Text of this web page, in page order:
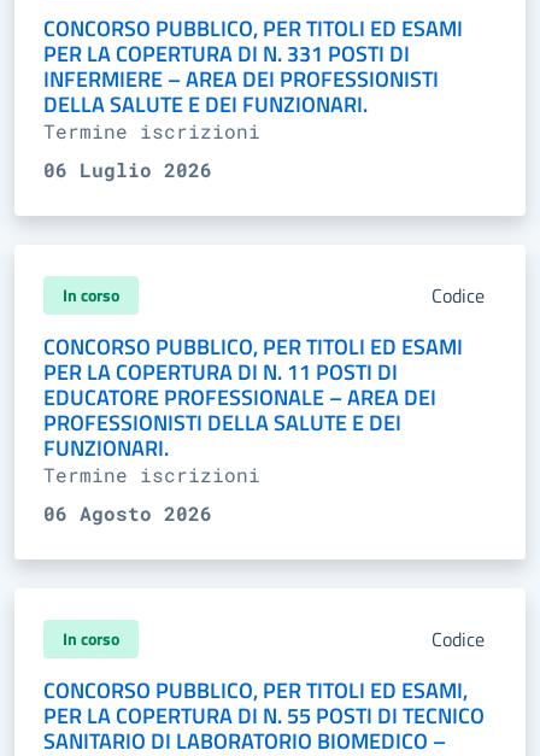
CONCORSO PUBBLICO, PER TITOLI ED ESAMI
PER LA COPERTURA DI N. 331 POSTI DI
INFERMIERE – AREA DEI PROFESSIONISTI
DELLA SALUTE E DEI FUNZIONARI.
Termine iscrizioni
06 Luglio 2026
In corso Codice
CONCORSO PUBBLICO, PER TITOLI ED ESAMI
PER LA COPERTURA DI N. 11 POSTI DI
EDUCATORE PROFESSIONALE – AREA DEI
PROFESSIONISTI DELLA SALUTE E DEI
FUNZIONARI.
Termine iscrizioni
06 Agosto 2026
In corso Codice
CONCORSO PUBBLICO, PER TITOLI ED ESAMI,
PER LA COPERTURA DI N. 55 POSTI DI TECNICO
SANITARIO DI LABORATORIO BIOMEDICO –